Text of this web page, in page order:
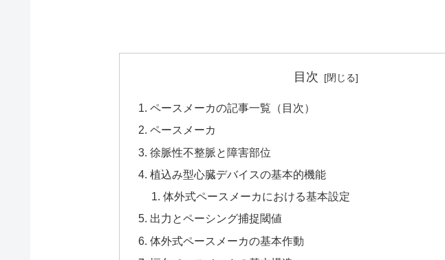
目次
ペースメーカの記事一覧（目次）
ペースメーカ
徐脈性不整脈と障害部位
植込み型心臓デバイスの基本的機能
体外式ペースメーカにおける基本設定
出力とペーシング捕捉閾値
体外式ペースメーカの基本作動